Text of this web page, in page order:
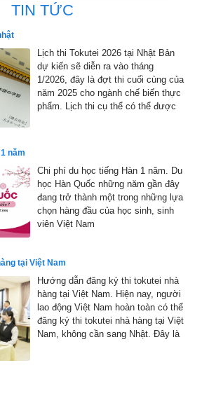
TIN TỨC
Lịch thi Tokutei 2026 tại Nhật Bản
dự kiến sẽ diễn ra vào tháng
1/2026, đây là đợt thi cuối cùng của
năm 2025 cho ngành chế biến thực
phẩm. Lịch thi cụ thể có thể được
2026
năm
Chi phí du học tiếng Hàn 1 năm. Du
học Hàn Quốc những năm gần đây
đang trở thành một trong những lựa
chọn hàng đầu của học sinh, sinh
viên Việt Nam
tại Việt Nam
Hướng dẫn đăng ký thi tokutei nhà
hàng tại Việt Nam. Hiện nay, người
lao động Việt Nam hoàn toàn có thể
đăng ký thi tokutei nhà hàng tại Việt
Nam, không cần sang Nhật. Đây là